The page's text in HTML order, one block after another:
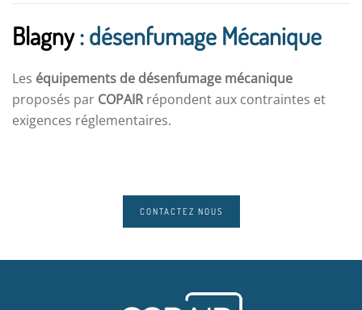
Blagny: désenfumage Mécanique
Les équipements de désenfumage mécanique
proposés par COPAIRrépondent aux contraintes et
exigences réglementaires.
CONTACTEZ NOUS